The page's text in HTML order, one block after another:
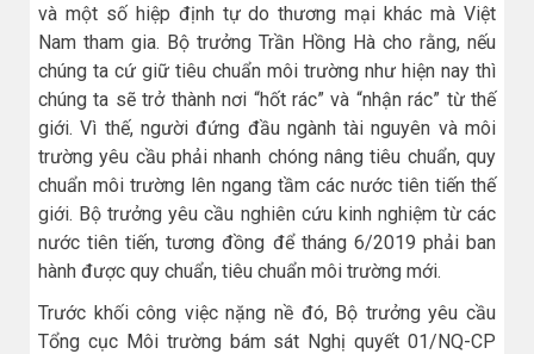
và một số hiệp định tự do thương mại khác mà Việt
Nam tham gia. Bộ trưởng Trần Hồng Hà cho rằng, nếu
chúng ta cứ giữ tiêu chuẩn môi trường như hiện nay thì
chúng ta sẽ trở thành nơi “hốt rác” và “nhận rác” từ thế
giới. Vì thế, người đứng đầu ngành tài nguyên và môi
trường yêu cầu phải nhanh chóng nâng tiêu chuẩn, quy
chuẩn môi trường lên ngang tầm các nước tiên tiến thế
giới. Bộ trưởng yêu cầu nghiên cứu kinh nghiệm từ các
nước tiên tiến, tương đồng để tháng 6/2019 phải ban
hành được quy chuẩn, tiêu chuẩn môi trường mới.
Trước khối công việc nặng nề đó, Bộ trưởng yêu cầu
Tổng cục Môi trường bám sát Nghị quyết 01/NQ-CP